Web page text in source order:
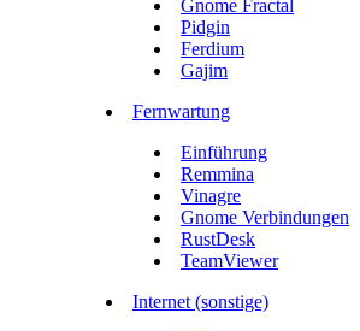
Gnome Fractal
Pidgin
Ferdium
Gajim
Fernwartung
Einführung
Remmina
Vinagre
Gnome Verbindungen
RustDesk
TeamViewer
Internet (sonstige)